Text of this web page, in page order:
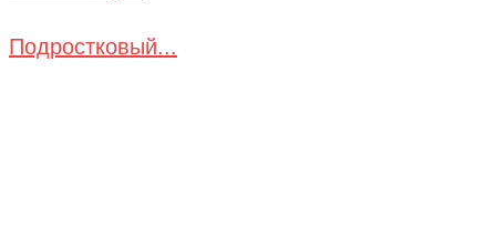
Подростковый...